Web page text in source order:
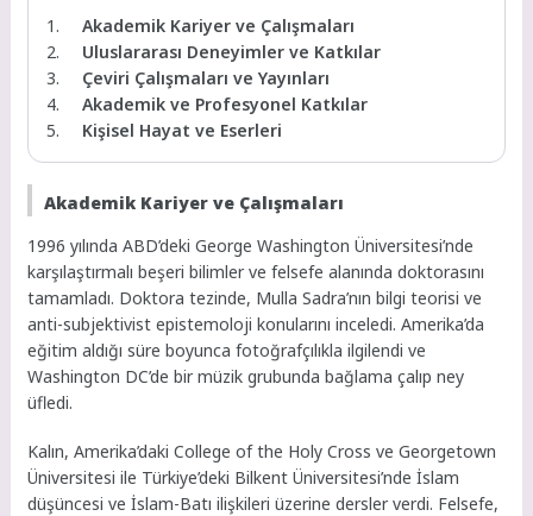
Akademik Kariyer ve Çalışmaları
Uluslararası Deneyimler ve Katkılar
Çeviri Çalışmaları ve Yayınları
Akademik ve Profesyonel Katkılar
Kişisel Hayat ve Eserleri
Akademik Kariyer ve Çalışmaları
1996 yılında ABD’deki George Washington Üniversitesi’nde
karşılaştırmalı beşeri bilimler ve felsefe alanında doktorasını
tamamladı. Doktora tezinde, Mulla Sadra’nın bilgi teorisi ve
anti-subjektivist epistemoloji konularını inceledi. Amerika’da
eğitim aldığı süre boyunca fotoğrafçılıkla ilgilendi ve
Washington DC’de bir müzik grubunda bağlama çalıp ney
üfledi.
Kalın, Amerika’daki College of the Holy Cross ve Georgetown
Üniversitesi ile Türkiye’deki Bilkent Üniversitesi’nde İslam
düşüncesi ve İslam-Batı ilişkileri üzerine dersler verdi. Felsefe,